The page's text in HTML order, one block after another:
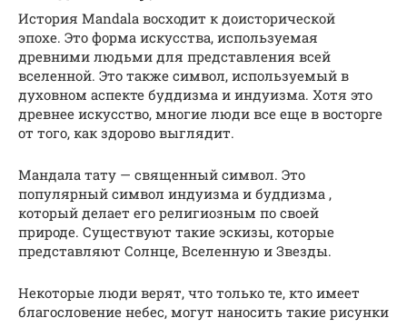
История Mandala восходит к доисторической
эпохе. Это форма искусства, используемая
древними людьми для представления всей
вселенной. Это также символ, используемый в
духовном аспекте буддизма и индуизма. Хотя это
древнее искусство, многие люди все еще в восторге
от того, как здорово выглядит.
Мандала тату — священный символ. Это
популярный символ индуизма и буддизма ,
который делает его религиозным по своей
природе. Существуют такие эскизы, которые
представляют Солнце, Вселенную и Звезды.
Некоторые люди верят, что только те, кто имеет
благословение небес, могут наносить такие рисунки